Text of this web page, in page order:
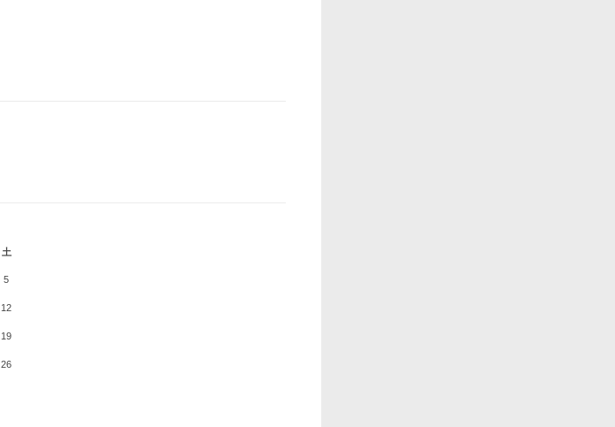
土
5
12
19
26